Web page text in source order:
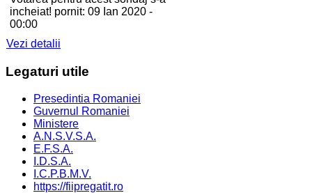
incheiat! pornit: 09 Ian 2020 -
00:00
Vezi detalii
Legaturi utile
Presedintia Romaniei
Guvernul Romaniei
Ministere
A.N.S.V.S.A.
E.F.S.A.
I.D.S.A.
I.C.P.B.M.V.
https://fiipregatit.ro